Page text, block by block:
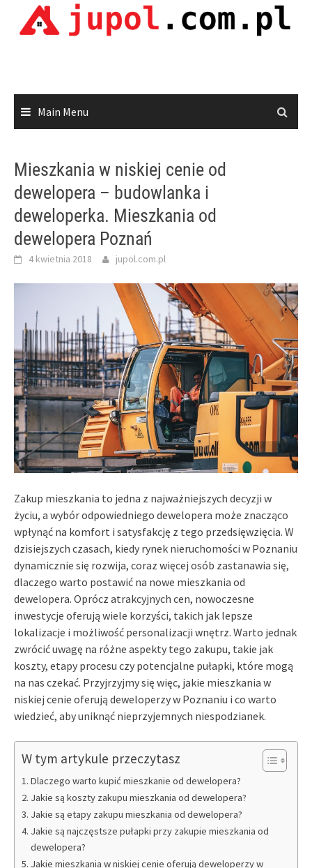
Main Menu
Mieszkania w niskiej cenie od
dewelopera – budowlanka i
deweloperka. Mieszkania od
dewelopera Poznań
4 kwietnia 2018 jupol.com.pl
Zakup mieszkania to jedna z najważniejszych decyzji w
życiu, a wybór odpowiedniego dewelopera może znacząco
wpłynąć na komfort i satysfakcję z tego przedsięwzięcia. W
dzisiejszych czasach, kiedy rynek nieruchomości w Poznaniu
dynamicznie się rozwija, coraz więcej osób zastanawia się,
dlaczego warto postawić na nowe mieszkania od
dewelopera. Oprócz atrakcyjnych cen, nowoczesne
inwestycje oferują wiele korzyści, takich jak lepsze
lokalizacje i możliwość personalizacji wnętrz. Warto jednak
zwrócić uwagę na różne aspekty tego zakupu, takie jak
koszty, etapy procesu czy potencjalne pułapki, które mogą
na nas czekać. Przyjrzyjmy się więc, jakie mieszkania w
niskiej cenie oferują deweloperzy w Poznaniu i co warto
wiedzieć, aby uniknąć nieprzyjemnych niespodzianek.
W tym artykule przeczytasz
Dlaczego warto kupić mieszkanie od dewelopera?
Jakie są koszty zakupu mieszkania od dewelopera?
Jakie są etapy zakupu mieszkania od dewelopera?
Jakie są najczęstsze pułapki przy zakupie mieszkania od
dewelopera?
Jakie mieszkania w niskiej cenie oferują deweloperzy w